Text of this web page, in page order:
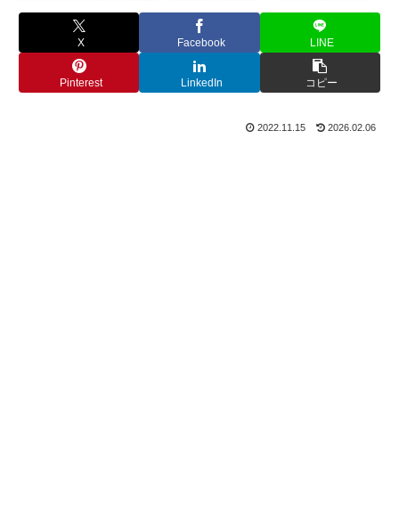
X Facebook LINE
Pinterest LinkedIn コピー
2022.11.15 2026.02.06